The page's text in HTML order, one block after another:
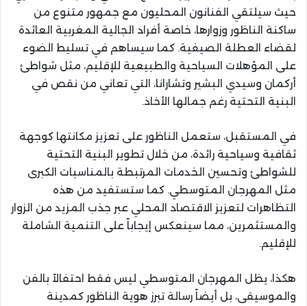
حيث سيلتقي الفنانون المحليون مع جمهور متنوع من
ساكنة الناظور وزوارها، خاصة أفراد الجالية المغربية العائدة
لقضاء العطلة الصيفية. كما سيساهم في تسليط الضوء
على المؤهلات السياحية والطبيعية للإقليم، مثل شواطئ
أركمان وسيدي البشير وتشارانا، التي تعاني من نقص في
البنية التحتية رغم جمالها الأخاذ.
في المستقبل، ستعمل الناظور على تعزيز مكانتها كوجهة
ثقافية وسياحية رائدة، من خلال تطوير البنية التحتية
للشواطئ وتحسين الخدمات المرتبطة بالمناسبات الكبرى
مثل المهرجان المتوسطي. كما ستستفيد من هذه
التظاهرات لتعزيز الاقتصاد المحلي عبر جذب المزيد من الزوار
والمستثمرين، مما سينعكس إيجاباً على التنمية الشاملة
للإقليم.
هكذا، يظل المهرجان المتوسطي ليس فقط احتفالاً بالفن
والموسيقى، بل أيضاً رسالة تبرز هوية الناظور كمدينة